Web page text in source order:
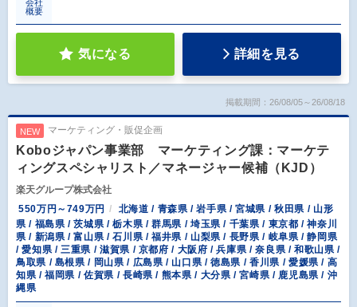
会社
概要
気になる 詳細を見る
掲載期間：26/08/05～26/08/18
NEW マーケティング・販促企画
Koboジャパン事業部 マーケティング課：マーケテ
ィングスペシャリスト／マネージャー候補（KJD）
楽天グループ株式会社
550万円～749万円
北海道 / 青森県 / 岩手県 / 宮城県 / 秋田県 / 山形
県 / 福島県 / 茨城県 / 栃木県 / 群馬県 / 埼玉県 / 千葉県 / 東京都 / 神奈川
県 / 新潟県 / 富山県 / 石川県 / 福井県 / 山梨県 / 長野県 / 岐阜県 / 静岡県
/ 愛知県 / 三重県 / 滋賀県 / 京都府 / 大阪府 / 兵庫県 / 奈良県 / 和歌山県 /
鳥取県 / 島根県 / 岡山県 / 広島県 / 山口県 / 徳島県 / 香川県 / 愛媛県 / 高
知県 / 福岡県 / 佐賀県 / 長崎県 / 熊本県 / 大分県 / 宮崎県 / 鹿児島県 / 沖
縄県